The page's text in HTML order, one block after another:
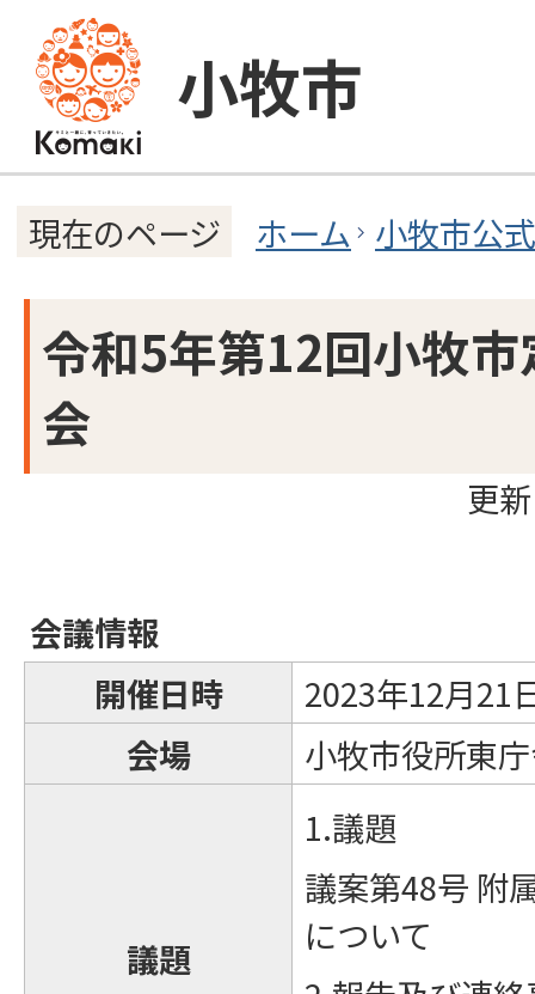
小牧市
現在のページ ホーム 小牧市公
令和5年第12回小牧
会
更
会議情報
開催日時
2023年12月21
会場
小牧市役所東
議題
1.議題
議案第48号 附
について